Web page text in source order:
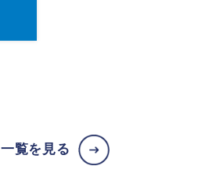
一覧を見る